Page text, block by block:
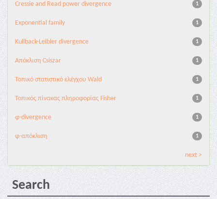
1
Cressie and Read power divergence
1
Exponential family
1
Kullback-Leibler divergence
1
Απόκλιση Csiszar
1
Τοπικό στατιστικό ελέγχου Wald
1
Τοπικός πίνακας πληροφορίας Fisher
1
φ-divergence
1
φ-απόκλιση
next >
Search